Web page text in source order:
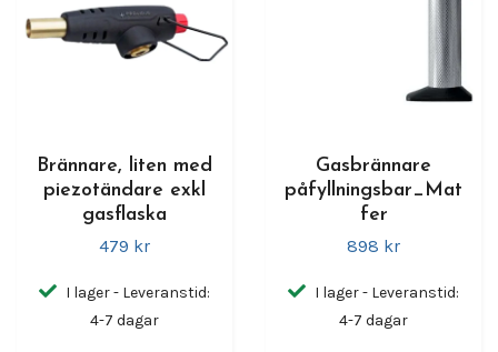
Brännare, liten med
piezotändare exkl
gasflaska
479 kr
I lager - Leveranstid:
4-7 dagar
Gasbrännare
påfyllningsbar_Mat
fer
898 kr
I lager - Leveranstid:
4-7 dagar